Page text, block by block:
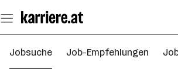
Seiteninhalt
springen
Jobsuche Job-Empfehlungen